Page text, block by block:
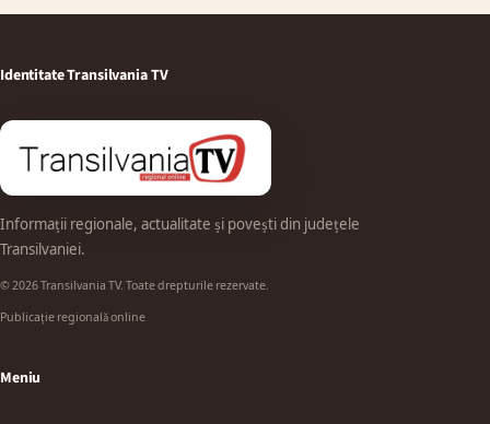
Identitate Transilvania TV
Informații regionale, actualitate și povești din județele
Transilvaniei.
© 2026 Transilvania TV. Toate drepturile rezervate.
Publicație regională online
Meniu